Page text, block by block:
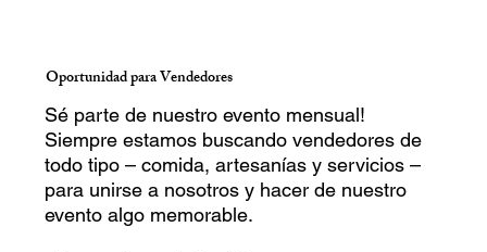
Oportunidad para Vendedores
Sé parte de nuestro evento mensual!
Siempre estamos buscando vendedores de
todo tipo – comida, artesanías y servicios –
para unirse a nosotros y hacer de nuestro
evento algo memorable.